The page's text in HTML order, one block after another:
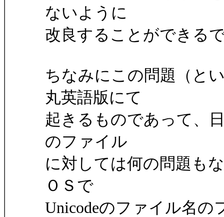
ないように
改良することができる
ちなみにこの問題（と
丸英語版にて
起きるものであって、
のファイル
に対しては何の問題も
ＯＳで
Unicodeのファイル名